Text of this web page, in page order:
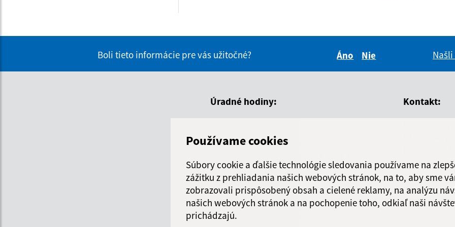
Používame cookies
Súbory cookie a ďalšie technológie sledovania používame na
zážitku z prehliadania našich webových stránok, na to, aby sme
zobrazovali prispôsobený obsah a cielené reklamy, na analýzu
našich webových stránok a na pochopenie toho, odkiaľ naši
prichádzajú.
Boli tieto informácie pre vás užitočné?
Áno
Nie
Úradné hodiny:
Utorok 8.00-12.00, 13.00-15.00
Streda 8.00-12.00, 13.00-16.30
Kontakt:
040 22 Košice
+421 55 300 90